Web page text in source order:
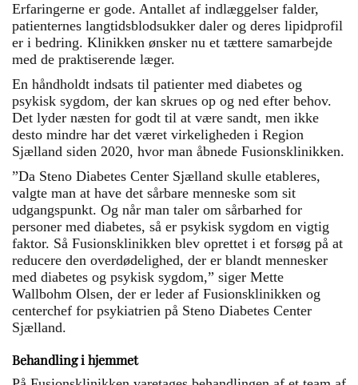
Erfaringerne er gode. Antallet af indlæggelser falder,
patienternes langtidsblodsukker daler og deres lipidprofil
er i bedring. Klinikken ønsker nu et tættere samarbejde
med de praktiserende læger.
En håndholdt indsats til patienter med diabetes og
psykisk sygdom, der kan skrues op og ned efter behov.
Det lyder næsten for godt til at være sandt, men ikke
desto mindre har det været virkeligheden i Region
Sjælland siden 2020, hvor man åbnede Fusionsklinikken.
”Da Steno Diabetes Center Sjælland skulle etableres,
valgte man at have det sårbare menneske som sit
udgangspunkt. Og når man taler om sårbarhed for
personer med diabetes, så er psykisk sygdom en vigtig
faktor. Så Fusionsklinikken blev oprettet i et forsøg på at
reducere den overdødelighed, der er blandt mennesker
med diabetes og psykisk sygdom,” siger Mette
Wallbohm Olsen, der er leder af Fusionsklinikken og
centerchef for psykiatrien på Steno Diabetes Center
Sjælland.
Behandling i hjemmet